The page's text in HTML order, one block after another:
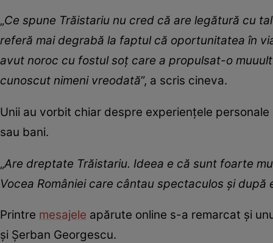
„Ce spune Trăistariu nu cred că are legătură cu
referă mai degrabă la faptul că oportunitatea în
avut noroc cu fostul soț care a propulsat-o
cunoscut nimeni vreodată”, a scris cineva.
Unii au vorbit chiar despre experiențele
sau bani.
„Are dreptate Trăistariu. Ideea e că sunt foarte
Vocea României care cântau spectaculos și după
Printre mesajele apărute online s-a remarcat și
și Șerban Georgescu.